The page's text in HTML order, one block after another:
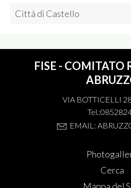
Città di Castello
FISE - COMITATO
VIA BOTTICELLI
EMAIL:
Cerca